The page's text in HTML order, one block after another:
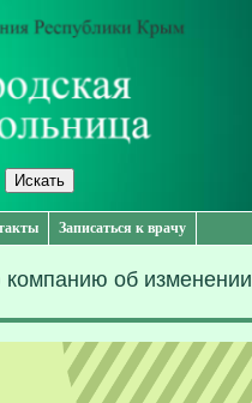
Записаться к врачу
об изменении